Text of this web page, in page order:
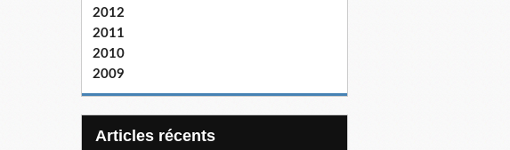
2012
2011
2010
2009
articles récents